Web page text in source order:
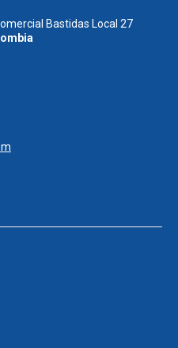
Bastidas Local 27